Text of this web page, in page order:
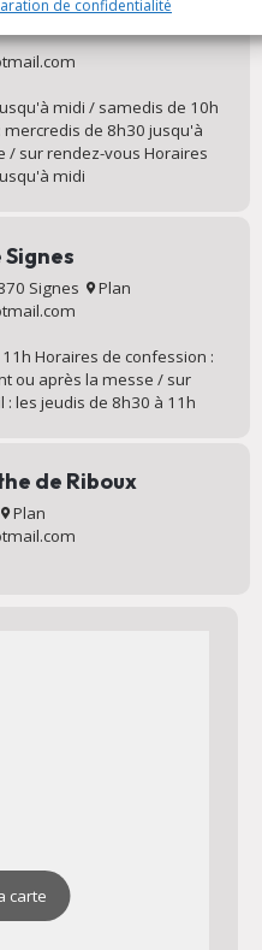
de confidentialité
Méounes-lès-Montrieux
midi / samedis de 10h
de 8h30 jusqu'à
/ sur rendez-vous Horaires
midi
Signes
Plan
Horaires de confession :
ou après la messe / sur
les jeudis de 8h30 à 11h
de Riboux
Plan
carte